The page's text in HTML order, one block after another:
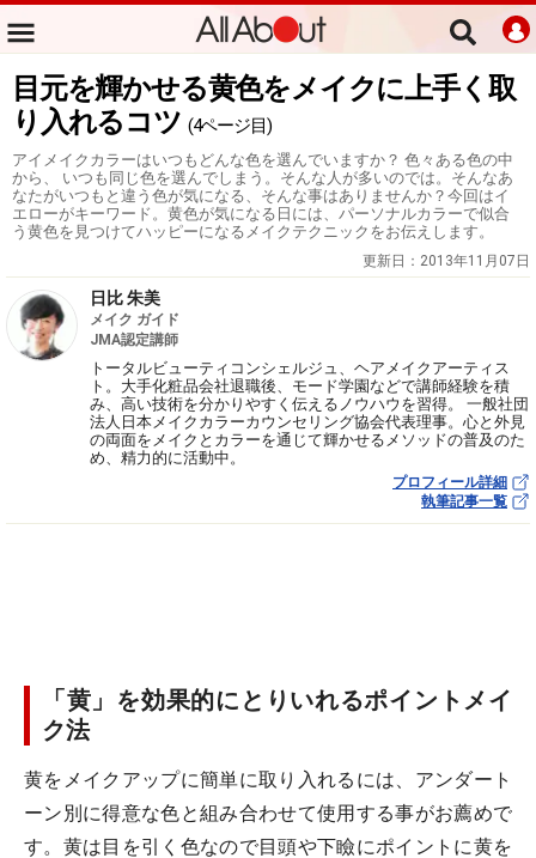
目元を輝かせる黄色をメイクに上手く取
り入れるコツ (4ページ目)
アイメイクカラーはいつもどんな色を選んでいますか？ 色々ある色の中
から、 いつも同じ色を選んでしまう。そんな人が多いのでは。そんなあ
なたがいつもと違う色が気になる、そんな事はありませんか？今回はイ
エローがキーワード。黄色が気になる日には、パーソナルカラーで似合
う黄色を見つけてハッピーになるメイクテクニックをお伝えします。
更新日： 2013年11月07日
日比 朱美
メイク ガイド
JMA認定講師
トータルビューティコンシェルジュ、ヘアメイクアーティス
ト。大手化粧品会社退職後、モード学園などで講師経験を積
み、高い技術を分かりやすく伝えるノウハウを習得。 一般社団
法人日本メイクカラーカウンセリング協会代表理事。心と外見
の両面をメイクとカラーを通じて輝かせるメソッドの普及のた
め、精力的に活動中。
プロフィール詳細
執筆記事一覧
「黄」を効果的にとりいれるポイントメイ
ク法
黄をメイクアップに簡単に取り入れるには、アンダート
ーン別に得意な色と組み合わせて使用する事がお薦めで
す。黄は目を引く色なので目頭や下瞼にポイントに黄を